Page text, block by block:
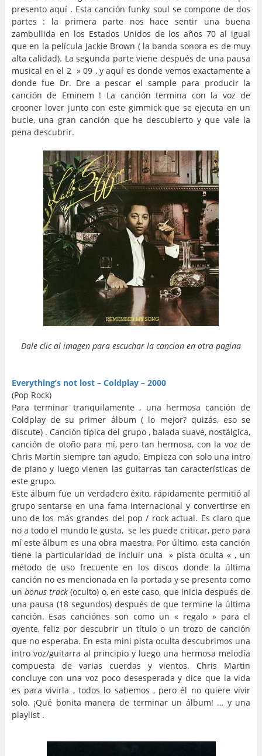
presento aquí . Esta canción funky soul se compone de dos
partes : la primera parte nos hace sentir una buena
zambullida en los Estados Unidos de los años 70 al igual
que en la película Jackie Brown ( la banda sonora es de muy
alta calidad). La segunda parte viene después de una pausa
musical en el 2 » 09 , y aquí es donde vemos exactamente a
donde fue Dr. Dre a pescar el sample para producir la
canción de Eminem ! La canción termina con la voz de
crooner lover junto con este gimmick que se ejecuta en un
bucle, una gran canción que he descubierto y que vale la
pena descubrir.
Dale clic al imagen para escuchar la cancion en otra pagina
Everything’s not lost – Coldplay – 2000
(Pop Rock)
Para terminar tranquilamente , una hermosa canción de
Coldplay de su primer álbum ( lo mejor? quizás, eso se
discute) . Canción típica del grupo , balada suave, nostálgica,
canción de otoño para mí, pero tan hermosa, con la voz de
Chris Martin siempre tan agudo. Empieza con solo una intro
de piano y luego vienen las guitarras tan características de
este grupo.
Este álbum fue un verdadero éxito, rápidamente permitió al
grupo sentarse en una fama internacional y convertirse en
uno de los más grandes del pop / rock actual. Es claro que
no a todo el mundo le gusta, se les puede criticar, pero para
mí este álbum es una obra maestra. Por último, esta canción
tiene la particularidad de incluir una » pista oculta « , un
método de uso frecuente en los discos donde la última
canción no es mencionada en la portada y se presenta como
un bonus track (oculto) o, en este caso, que inicia después de
una pausa (18 segundos) después de que termine la última
canción. Esas canciónes son como un « regalo » para el
oyente, feliz por descubrir un título o un trozo de canción
que no esperaba. En esta mini pista oculta descubrimos una
intro voz/guitarra al principio y luego una hermosa melodía
compuesta de varias cuerdas y vientos. Chris Martin
concluye con una voz poco desesperada y dice que la vida
es para vivirla , todos lo sabemos , pero él no quiere vivir
solo. ¡Qué bonita manera de terminar un álbum! … y una
playlist .